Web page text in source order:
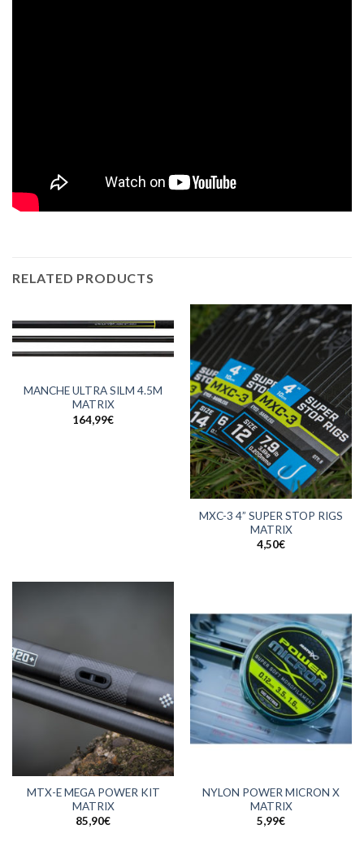
RELATED PRODUCTS
MANCHE ULTRA SILM 4.5M
MATRIX
164,99€
MXC-3 4” SUPER STOP RIGS
MATRIX
4,50€
MTX-E MEGA POWER KIT
MATRIX
85,90€
NYLON POWER MICRON X
MATRIX
5,99€